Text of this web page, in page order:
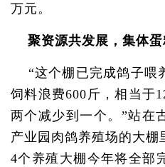
万元。
聚资源共发展，集体蛋
“这个棚已完成鸽子喂
饲料浪费600斤，相当于
两个减少到一个。”站在
产业园肉鸽养殖场的大棚
4个养殖大棚今年将全部